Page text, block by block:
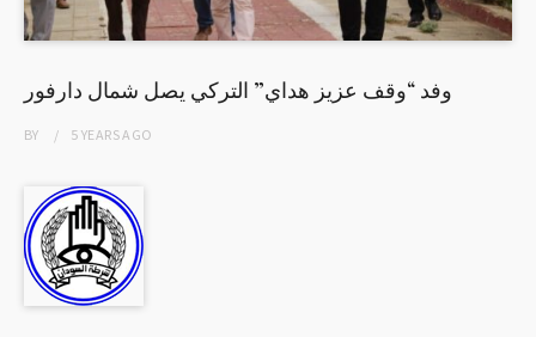
وفد “وقف عزيز هداي” التركي يصل شمال دارفور
BY 5 YEARSAGO